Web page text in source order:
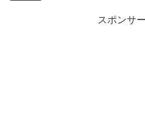
スポンサ